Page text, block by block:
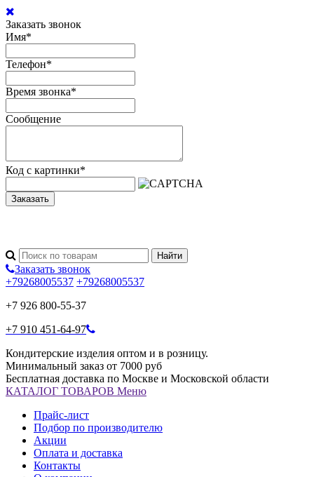
Заказать звонок
Имя*
Телефон*
Время звонка*
Сообщение
Код с картинки*
Заказать
Заказать звонок
+79268005537 +79268005537
+7 926 800-55-37
+7 910 451-64-97
Кондитерские изделия оптом и в розницу.
Минимальный заказ от 7000 руб
Бесплатная доставка по Москве и Московской области
КАТАЛОГ ТОВАРОВ Меню
Прайс-лист
Подбор по производителю
Акции
Оплата и доставка
Контакты